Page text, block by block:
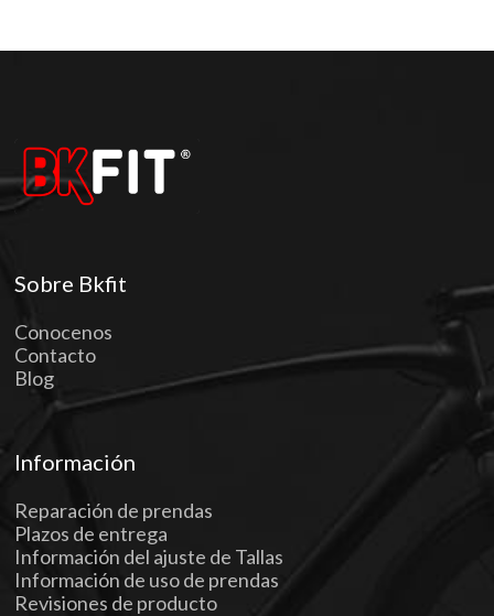
Sobre Bkfit
Conocenos
Contacto
Blog
Información
Reparación de prendas
Plazos de entrega
Información del ajuste de Tallas
Información de uso de prendas
Revisiones de producto